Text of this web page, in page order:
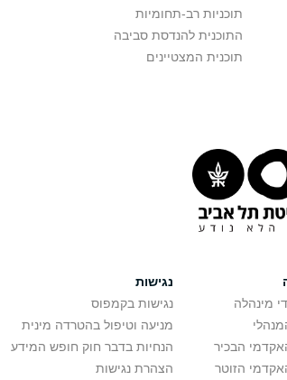
תוכניות רב-תחומיות
התוכנית להנדסת סביבה
תוכנית המצטיינים
מינהלה
הבכיר
הזוטר
נגישות
נגישות בקמפוס
מניעה וטיפול בהטרדה מינית
הנחיות בדבר חוק חופש המידע
הצהרת נגישות